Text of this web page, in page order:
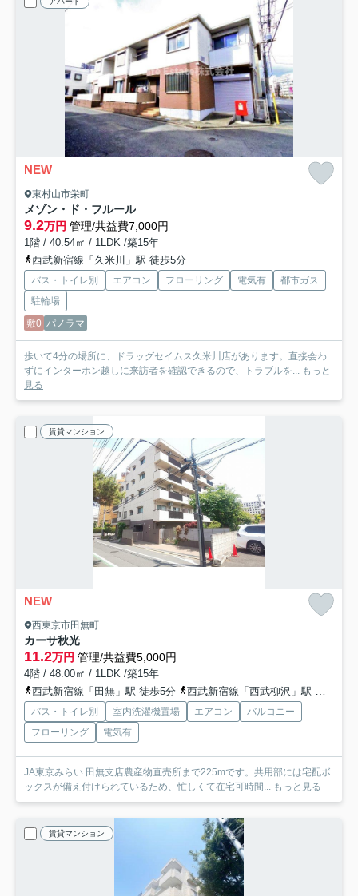
NEW
東村山市栄町
メゾン・ド・フルール
9.2万円 管理/共益費7,000円
1階 / 40.54㎡ / 1LDK /築15年
西武新宿線「久米川」駅 徒歩5分
バス・トイレ別 エアコン フローリング 電気有
都市ガス
駐輪場
敷0 パノラマ
歩いて4分の場所に、ドラッグセイムス久米川店があります。直接会わ
ずにインターホン越しに来訪者を確認できるので、トラブルを... もっと
見る
賃貸マンション
NEW
西東京市田無町
カーサ秋光
11.2万円 管理/共益費5,000円
4階 / 48.00㎡ / 1LDK /築15年
西武新宿線「田無」駅 徒歩5分
西武新宿線「西武柳沢」駅 徒歩20分
バス・トイレ別 室内洗濯機置場 エアコン
バルコニー
フローリング
電気有
JA東京みらい 田無支店農産物直売所まで225mです。共用部には宅配ボ
ックスが備え付けられているため、忙しくて在宅可時間...
もっと見る
賃貸マンション